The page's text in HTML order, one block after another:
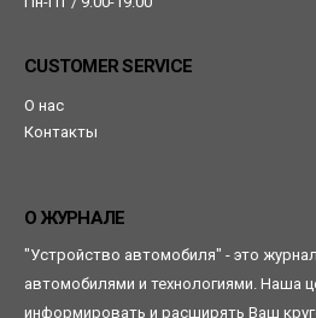
CUSTOMER SERVICE
О нас
Контакты
О ЖУРНАЛЕ
"Устройство автомобиля" - это
автомобилями и технологиями. Наша
информировать и расширять Ваш